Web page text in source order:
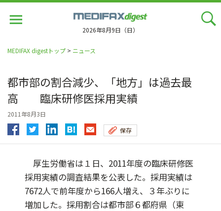
2026年8月9日（日）
MEDIFAX digestトップ > ニュース
都市部の割合減少、「地方」は過去最
高 臨床研修医採用実績
2011年8月3日
保存
厚生労働省は１日、2011年度の臨床研修医
採用実績の調査結果を公表した。採用実績は
7672人で前年度から166人増え、３年ぶりに
増加した。採用割合は都市部６都府県（東